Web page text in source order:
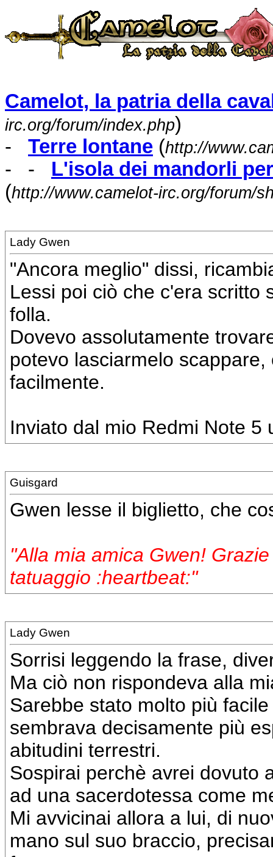
Camelot, la patria della
irc.org/forum/index.php)
- Terre lontane (http://
- - L'isola dei mandorli
(http://www.camelot-irc.org/forum/
Lady Gwen
"Ancora meglio" dissi,
Lessi poi ciò che c'era scritto
folla.
Dovevo assolutamente
potevo lasciarmelo
facilmente.
Inviato dal mio Redmi Note 5
Guisgard
Gwen lesse il biglietto, che
"Alla mia amica Gwen!
tatuaggio :heartbeat:"
Lady Gwen
Sorrisi leggendo la frase,
Ma ciò non rispondeva alla
Sarebbe stato molto più
sembrava decisamente più
abitudini terrestri.
Sospirai perchè avrei dovuto
ad una sacerdotessa come
Mi avvicinai allora a lui, di
mano sul suo braccio,